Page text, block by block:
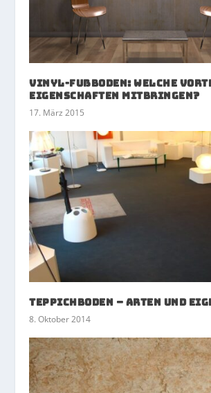
Vinyl-Fußboden: Welche
Eigenschaften mitbringen?
17. März 2015
Teppichboden – Arten und
8. Oktober 2014